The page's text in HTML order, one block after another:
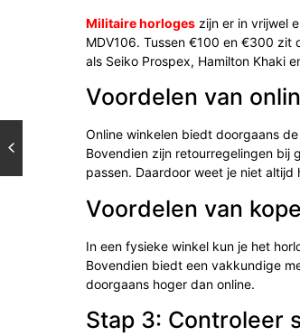
Militaire horloges zijn er in vrijwel
MDV106. Tussen €100 en €300
als Seiko Prospex, Hamilton Khaki
Voordelen van
Online winkelen biedt doorgaans
Bovendien zijn retourregelingen bij
passen. Daardoor weet je niet
Voordelen van
In een fysieke winkel kun je het
Bovendien biedt een vakkundige
doorgaans hoger dan online.
Stap 3: Controleer